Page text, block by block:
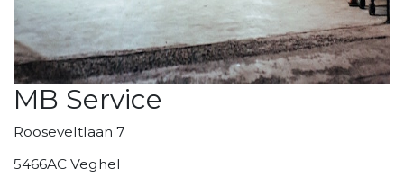
MB Service
Rooseveltlaan 7
5466AC Veghel